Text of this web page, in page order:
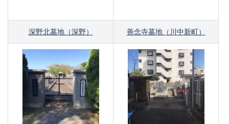
深野北墓地（深野） 善念寺墓地（川中新町）